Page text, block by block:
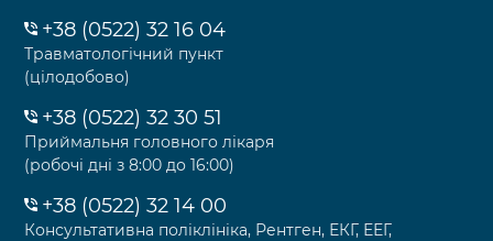
+38 (0522) 32 16 04
Травматологічний пункт
(цілодобово)
+38 (0522) 32 30 51
Приймальня головного лікаря
(робочі дні з 8:00 до 16:00)
+38 (0522) 32 14 00
Консультативна поліклініка, Рентген, ЕКГ, ЕЕГ,